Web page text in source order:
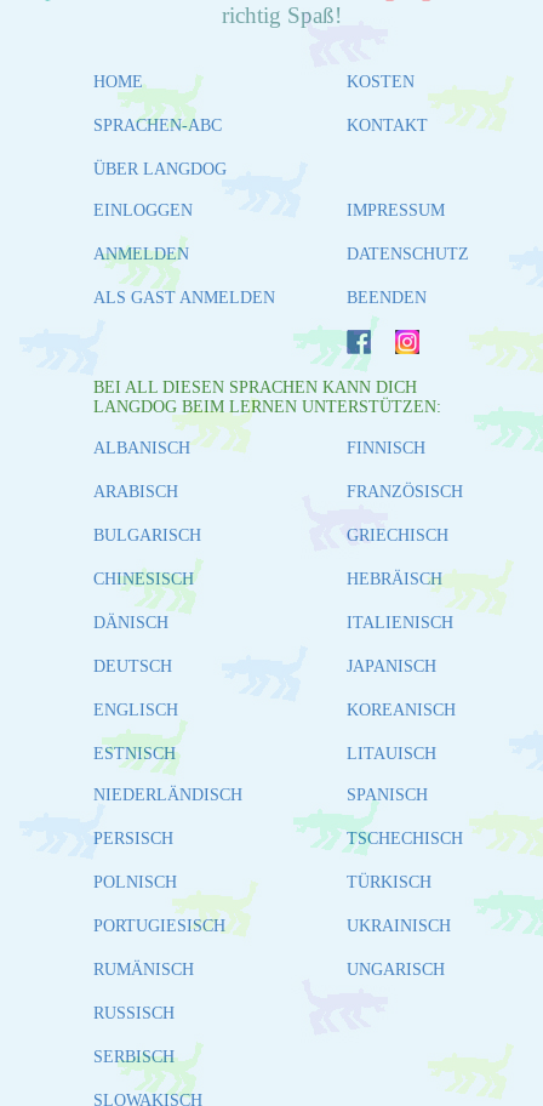
richtig Spaß!
HOME
SPRACHEN-ABC
ÜBER LANGDOG
KOSTEN
KONTAKT
EINLOGGEN
ANMELDEN
ALS GAST ANMELDEN
IMPRESSUM
DATENSCHUTZ
BEENDEN
BEI ALL DIESEN SPRACHEN KANN DICH
LANGDOG BEIM LERNEN UNTERSTÜTZEN:
ALBANISCH
ARABISCH
BULGARISCH
CHINESISCH
DÄNISCH
DEUTSCH
ENGLISCH
ESTNISCH
FINNISCH
FRANZÖSISCH
GRIECHISCH
HEBRÄISCH
ITALIENISCH
JAPANISCH
KOREANISCH
LITAUISCH
NIEDERLÄNDISCH
PERSISCH
POLNISCH
PORTUGIESISCH
RUMÄNISCH
RUSSISCH
SERBISCH
SLOWAKISCH
SPANISCH
TSCHECHISCH
TÜRKISCH
UKRAINISCH
UNGARISCH